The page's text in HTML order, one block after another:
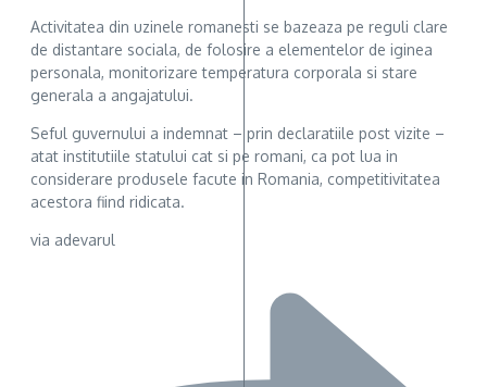
Activitatea din uzinele romanesti se bazeaza pe reguli clare
de distantare sociala, de folosire a elementelor de iginea
personala, monitorizare temperatura corporala si stare
generala a angajatului.
Seful guvernului a indemnat – prin declaratiile post vizite –
atat institutiile statului cat si pe romani, ca pot lua in
considerare produsele facute in Romania, competitivitatea
acestora fiind ridicata.
via adevarul